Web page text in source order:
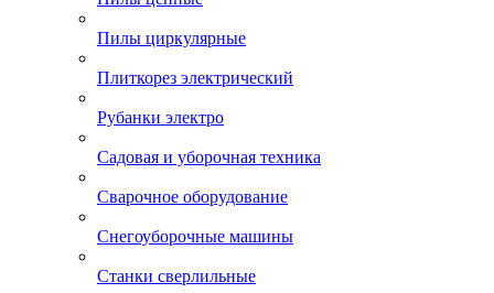
Пилы циркулярные
Плиткорез электрический
Рубанки электро
Садовая и уборочная техника
Сварочное оборудование
Снегоуборочные машины
Станки сверлильные